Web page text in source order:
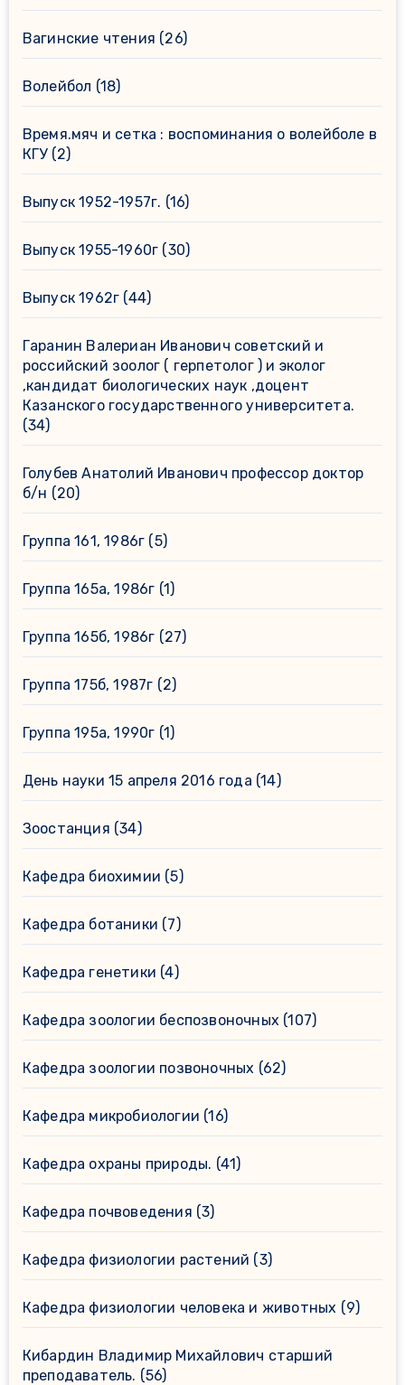
Вагинские чтения (26)
Волейбол (18)
Время.мяч и сетка : воспоминания о волейболе в
КГУ(2)
Выпуск 1952-1957г. (16)
Выпуск 1955-1960г (30)
Выпуск 1962г (44)
Гаранин Валериан Иванович советский и
российский зоолог ( герпетолог ) и эколог
,кандидат биологических наук ,доцент
Казанского государственного университета.
(34)
Голубев Анатолий Иванович профессор доктор
б/н (20)
Группа 161, 1986г (5)
Группа 165а, 1986г (1)
Группа 165б, 1986г (27)
Группа 175б, 1987г (2)
Группа 195а, 1990г (1)
День науки 15 апреля 2016 года (14)
Зоостанция (34)
Кафедра биохимии (5)
Кафедра ботаники (7)
Кафедра генетики (4)
Кафедра зоологии беспозвоночных (107)
Кафедра зоологии позвоночных (62)
Кафедра микробиологии (16)
Кафедра охраны природы. (41)
Кафедра почвоведения (3)
Кафедра физиологии растений (3)
Кафедра физиологии человека и животных (9)
Кибардин Владимир Михайлович старший
преподаватель. (56)